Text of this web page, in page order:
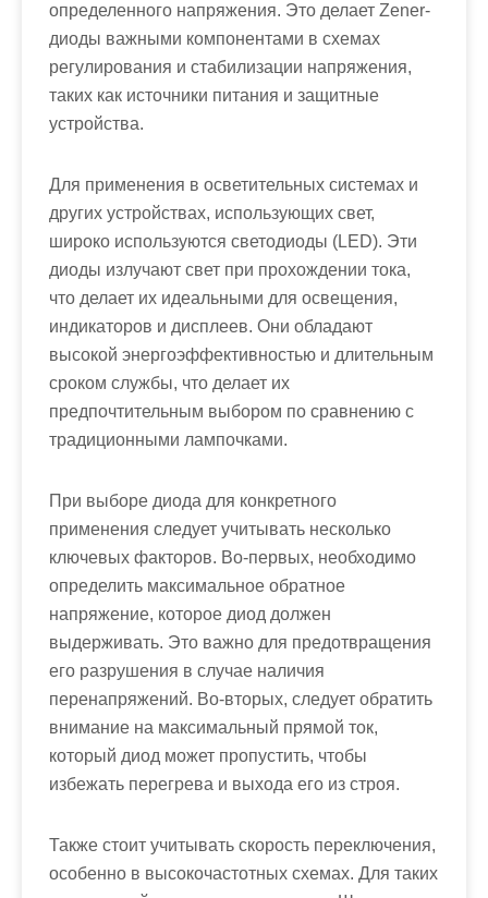
определенного напряжения. Это делает Zener-
диоды важными компонентами в схемах
регулирования и стабилизации напряжения,
таких как источники питания и защитные
устройства.
Для применения в осветительных системах и
других устройствах, использующих свет,
широко используются светодиоды (LED). Эти
диоды излучают свет при прохождении тока,
что делает их идеальными для освещения,
индикаторов и дисплеев. Они обладают
высокой энергоэффективностью и длительным
сроком службы, что делает их
предпочтительным выбором по сравнению с
традиционными лампочками.
При выборе диода для конкретного
применения следует учитывать несколько
ключевых факторов. Во-первых, необходимо
определить максимальное обратное
напряжение, которое диод должен
выдерживать. Это важно для предотвращения
его разрушения в случае наличия
перенапряжений. Во-вторых, следует обратить
внимание на максимальный прямой ток,
который диод может пропустить, чтобы
избежать перегрева и выхода его из строя.
Также стоит учитывать скорость переключения,
особенно в высокочастотных схемах. Для таких